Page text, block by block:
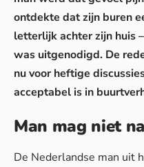
ontdekte dat zijn buren
letterlijk achter zijn huis
was uitgenodigd. De
nu voor heftige
acceptabel is in
Man mag niet
De Nederlandse man uit